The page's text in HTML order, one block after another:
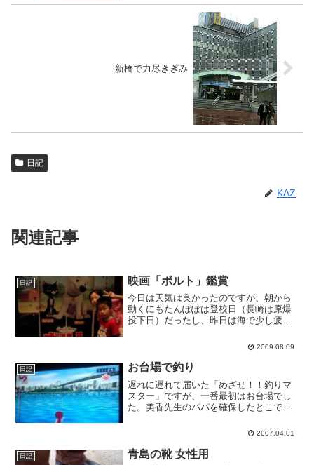
新橋で力尽きぎみ
日記
KAZ
関連記事
日記 映画「ボルト」鑑賞
今日は天気は良かったのですが、朝から
動くにもたんぽぽは登校日（長崎は原爆
投下日）だったし、昨日は海で少し疲れ
した。期待した通りとても面白かったで
終笑ったり叫んだりしてま...
2009.08.09
日記 お台場で釣り
遅れに遅れて届いた「めざせ！！釣りマ
スター」ですが、一番最初はお台場でし
た。美香先生のパパを確保したとこで
かいはもちろんレインボーブリッジ。車
るのかも。
2007.04.01
日記 青島の靴 女性用